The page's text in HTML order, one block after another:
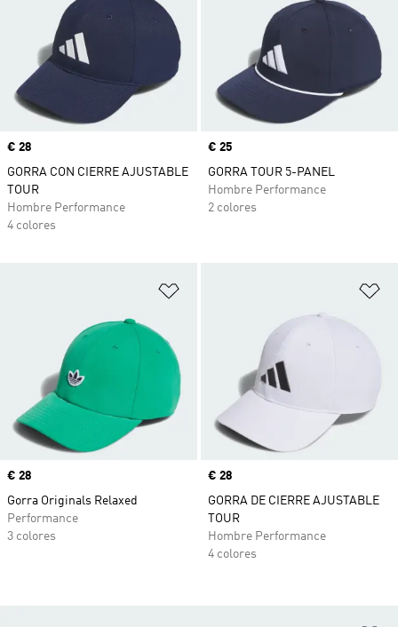
Precio
€ 28
GORRA CON CIERRE AJUSTABLE
TOUR
Hombre Performance
4 colores
Precio
€ 25
GORRA TOUR 5-PANEL
Hombre Performance
2 colores
Precio
€ 28
Gorra Originals Relaxed
Performance
3 colores
Precio
€ 28
GORRA DE CIERRE AJUSTABLE
TOUR
Hombre Performance
4 colores